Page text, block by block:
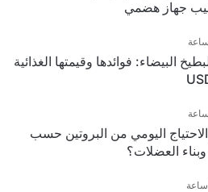
جهاز هضمي
البيضاء: فوائدها وقيمتها الغذائية
اليومي من البروتين حسب
العضلات؟